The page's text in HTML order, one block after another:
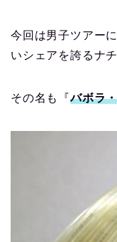
今回は男子ツアー
いシェアを誇るナ
その名も『バボラ